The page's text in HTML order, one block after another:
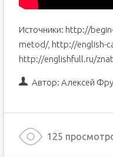
Источники: http://
metod/, http://english-
http://englishfull.ru/
Автор: Алексей
125